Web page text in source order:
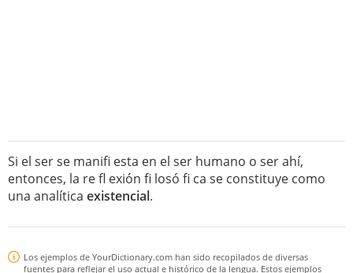
Si el ser se manifi esta en el ser humano o ser ahí,
entonces, la re fl exión fi losó fi ca se constituye como
una analítica existencial.
Los ejemplos de YourDictionary.com han sido recopilados de diversas
fuentes para reflejar el uso actual e histórico de la lengua. Estos ejemplos